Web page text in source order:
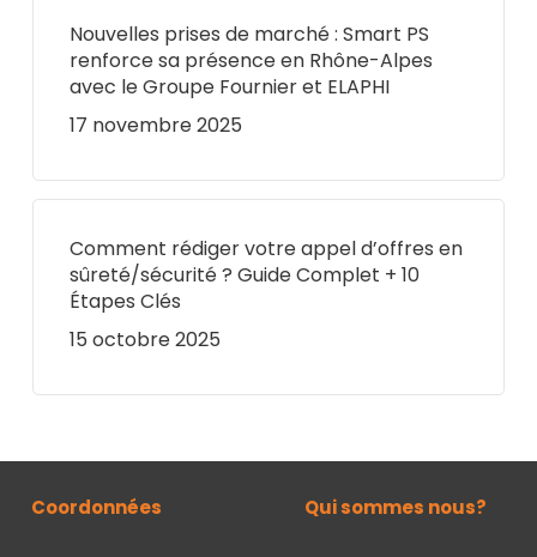
Nouvelles prises de marché : Smart PS
renforce sa présence en Rhône-Alpes
avec le Groupe Fournier et ELAPHI
17 novembre 2025
Comment rédiger votre appel d’offres en
sûreté/sécurité ? Guide Complet + 10
Étapes Clés
15 octobre 2025
Coordonnées Qui sommes nous?